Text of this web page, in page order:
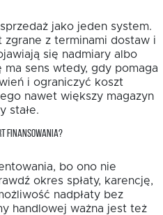
jako jeden system.
z terminami dostaw i
się nadmiary albo
ma sens wtedy, gdy pomaga
i ograniczyć koszt
nawet większy magazyn
stałe.
FINANSOWANIA?
bo ono nie
okres spłaty, karencję,
nadpłaty bez
handlowej ważna jest też